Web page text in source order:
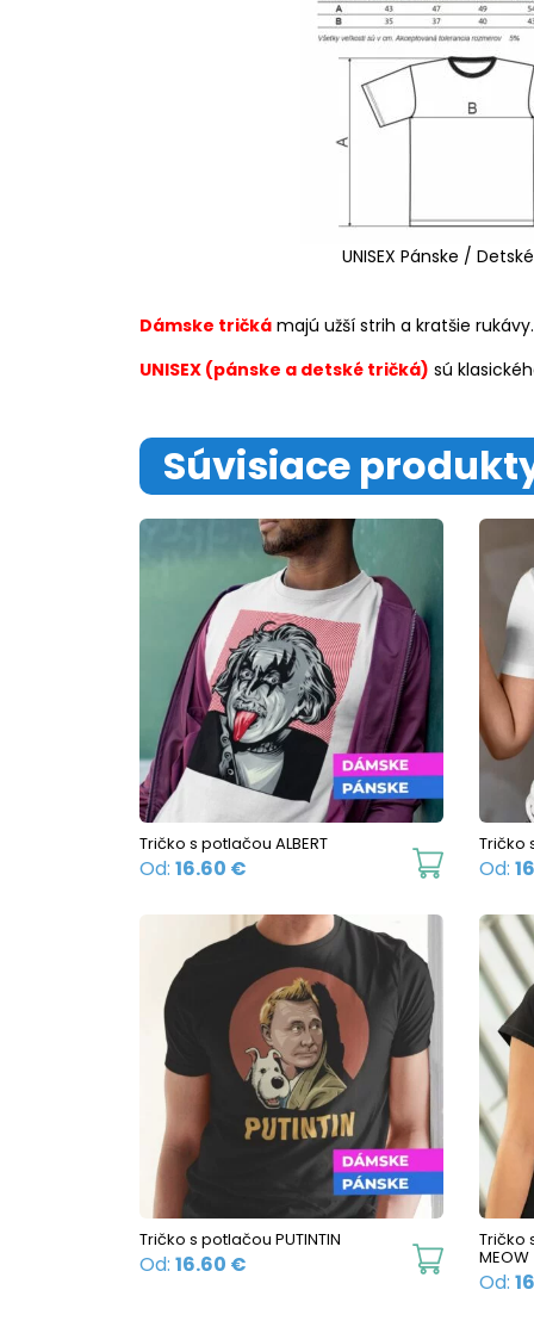
UNISEX Pánske /
Dámske tričká majú užší strih a kratšie rukávy.
UNISEX (pánske a detské tričká) sú
Súvisiace
Tričko s potlačou ALBERT
Od: 16.60 €
This
multiple
variants.
options
chosen
on
product
page
Tričko
Od:
Tričko s potlačou PUTINTIN
Od: 16.60 €
This
product
Tričko
MEOW
Od: